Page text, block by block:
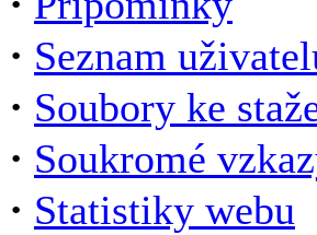
· Seznam
· Soubory ke
· Soukromé
· Statistiky webu